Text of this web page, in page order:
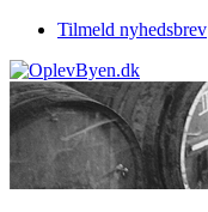
Tilmeld nyhedsbrev